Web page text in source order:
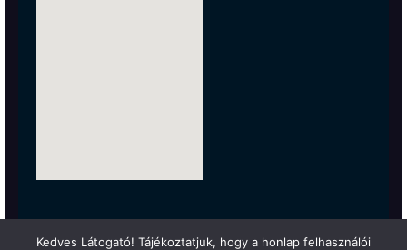
Kedves Látogató! Tájékoztatjuk, hogy a honlap felhasználói